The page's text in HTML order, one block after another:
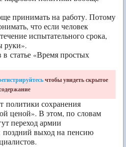
принимать на работу. Потому
что если человек
испытательного срока,
руки».
статье «Время простых
чтобы увидеть скрытое
политики сохранения
ценой». В этом, по словам
переход армии
поздний выход на пенсию